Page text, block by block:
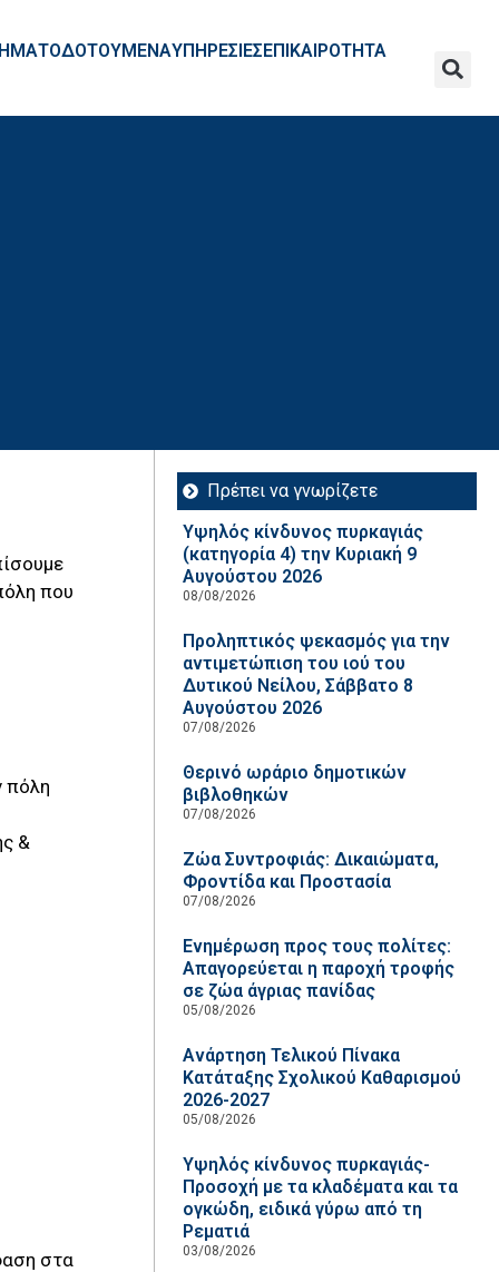
ΥΠΗΡΕΣΙΕΣΕΠΙΚΑΙΡΟΤΗΤΑ
που
πόλη
&
στα
Πρέπει να γνωρίζετε
Υψηλός κίνδυνος πυρκαγιάς
(κατηγορία 4) την Κυριακή 9
Αυγούστου 2026
08/08/2026
Προληπτικός ψεκασμός για την
αντιμετώπιση του ιού του
Δυτικού Νείλου, Σάββατο 8
Αυγούστου 2026
07/08/2026
Θερινό ωράριο δημοτικών
βιβλοθηκών
07/08/2026
Ζώα Συντροφιάς: Δικαιώματα,
Φροντίδα και Προστασία
07/08/2026
Ενημέρωση προς τους πολίτες:
Απαγορεύεται η παροχή τροφής
σε ζώα άγριας πανίδας
05/08/2026
Ανάρτηση Τελικού Πίνακα
Κατάταξης Σχολικού Καθαρισμού
2026-2027
05/08/2026
Υψηλός κίνδυνος πυρκαγιάς-
Προσοχή με τα κλαδέματα και τα
ογκώδη, ειδικά γύρω από τη
Ρεματιά
03/08/2026